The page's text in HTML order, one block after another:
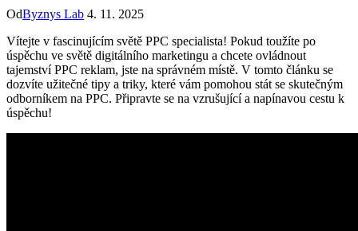
OdByznys Lab 4. 11. 2025
Vítejte v fascinujícím světě PPC specialista! Pokud toužíte po
úspěchu ve světě digitálního marketingu a chcete ovládnout
tajemství PPC reklam, jste na správném místě. V tomto článku se
dozvíte užitečné tipy a triky, které vám pomohou stát se skutečným
odborníkem na PPC. Připravte se na vzrušující a napínavou cestu k
úspěchu!